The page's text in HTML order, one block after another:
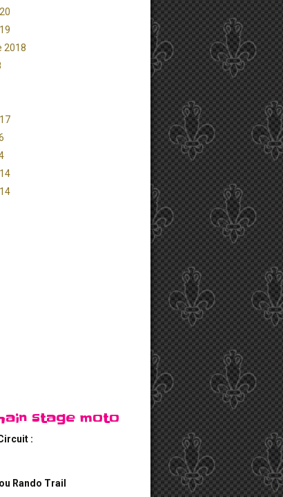
2018
stage moto
:
Rando Trail